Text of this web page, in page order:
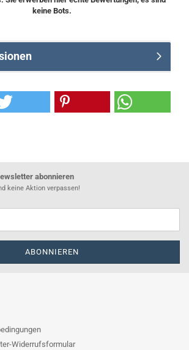
keine Bots.
abonnieren
keine Aktion verpassen!
Widerrufsformular